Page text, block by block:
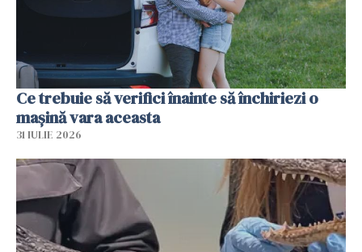
Ce trebuie să verifici înainte să închiriezi o
mașină vara aceasta
31 IULIE 2026